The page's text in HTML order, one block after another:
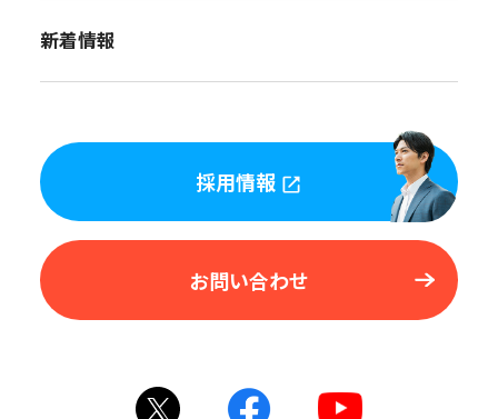
新着情報
採用情報
お問い合わせ